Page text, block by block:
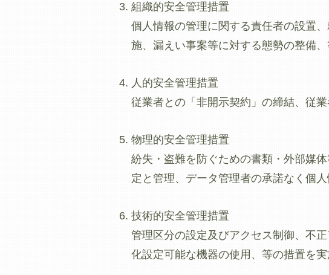
組織的安全管理措置
個人情報の管理に関する責任者の設置
施、漏えい事案等に対する態勢の整備
人的安全管理措置
従業者との「非開示契約」の締結、従
物理的安全管理措置
紛失・盗難を防ぐための書類・外部媒
定と管理、データ管理者の承諾なく個
技術的安全管理措置
管理区分の設定及びアクセス制御、不
化設定可能な機器の使用、等の措置を